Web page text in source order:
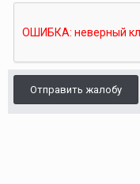
Отправить жалобу